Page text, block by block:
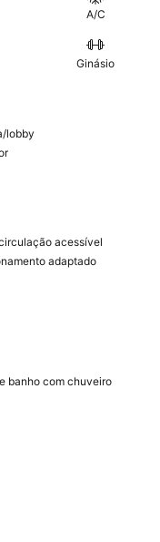
A/C
Ginásio
lobby
acessível
adaptado
banho com chuveiro